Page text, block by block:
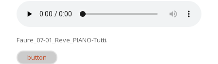
Faure_07-01_Reve_PIANO-Tutti.
button